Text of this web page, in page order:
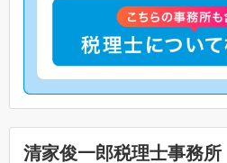
清家俊一郎税理士事務所